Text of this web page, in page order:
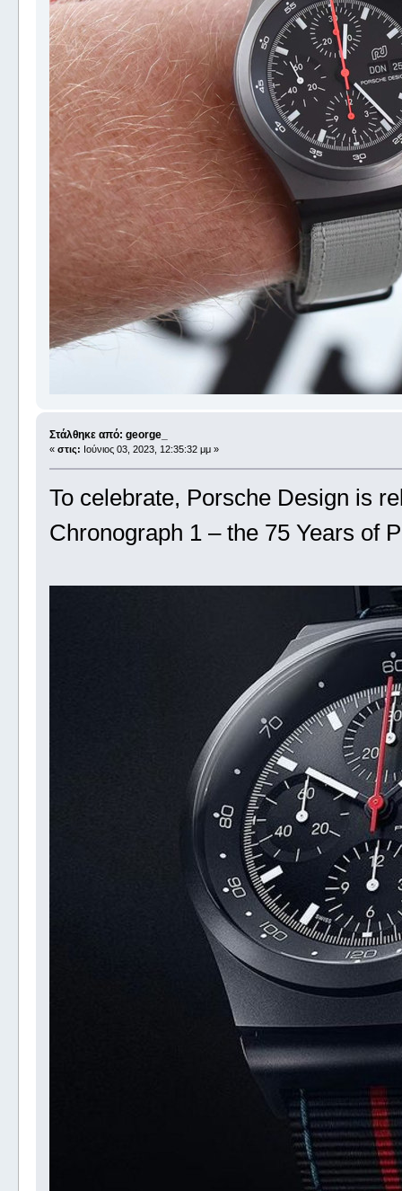
Στάλθηκε από: george_
« στις: Ιούνιος 03, 2023, 12:35:32 μμ »
To celebrate, Porsche Design is
Chronograph 1 – the 75 Years of